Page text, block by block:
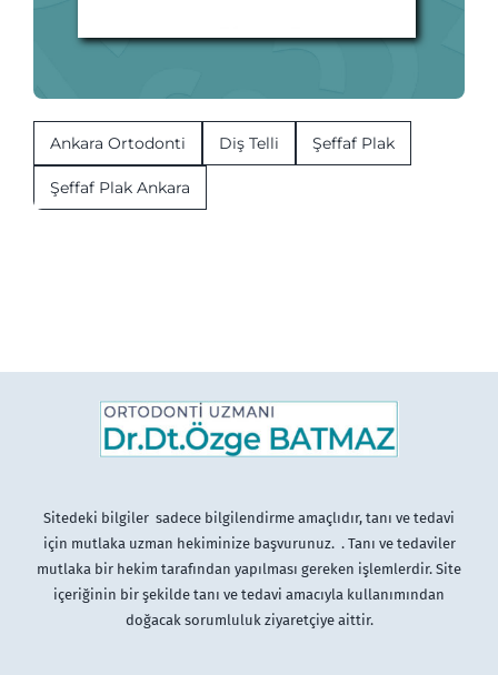
Ankara Ortodonti Diş Telli Şeffaf Plak
Şeffaf Plak Ankara
Sitedeki bilgiler sadece bilgilendirme amaçlıdır, tanı ve tedavi
için mutlaka uzman hekiminize başvurunuz. . Tanı ve tedaviler
mutlaka bir hekim tarafından yapılması gereken işlemlerdir. Site
içeriğinin bir şekilde tanı ve tedavi amacıyla kullanımından
doğacak sorumluluk ziyaretçiye aittir.